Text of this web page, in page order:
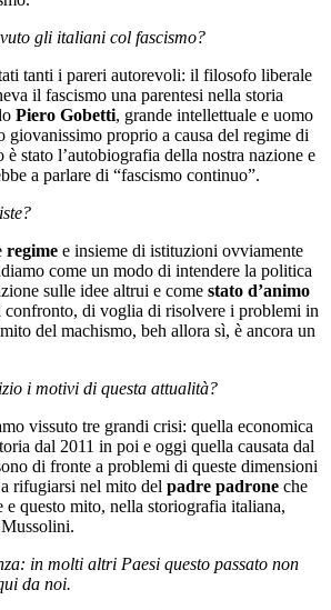
gli italiani col fascismo?
tanti i pareri autorevoli: il filosofo liberale
il fascismo una parentesi nella storia
Piero Gobetti, grande intellettuale e uomo
proprio a causa del regime di
stato l’autobiografia della nostra nazione e
a parlare di “fascismo continuo”.
regime e insieme di istituzioni ovviamente
come un modo di intendere la politica
sulle idee altrui e come stato d’animo
confronto, di voglia di risolvere i problemi in
del machismo, beh allora sì, è ancora un
i motivi di questa attualità?
vissuto tre grandi crisi: quella economica
dal 2011 in poi e oggi quella causata dal
di fronte a problemi di queste dimensioni
rifugiarsi nel mito del padre padrone che
questo mito, nella storiografia italiana,
in molti altri Paesi questo passato non
da noi.